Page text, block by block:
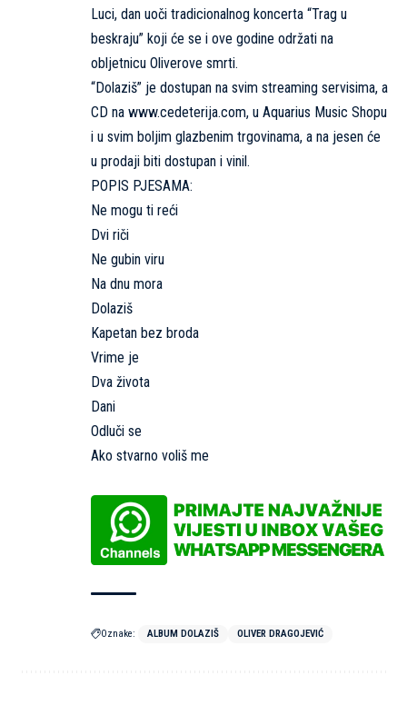
Luci, dan uoči tradicionalnog koncerta “Trag u
beskraju” koji će se i ove godine održati na
obljetnicu Oliverove smrti.
“Dolaziš” je dostupan na svim streaming servisima, a
CD na www.cedeterija.com, u Aquarius Music Shopu
i u svim boljim glazbenim trgovinama, a na jesen će
u prodaji biti dostupan i vinil.
POPIS PJESAMA:
Ne mogu ti reći
Dvi riči
Ne gubin viru
Na dnu mora
Dolaziš
Kapetan bez broda
Vrime je
Dva života
Dani
Odluči se
Ako stvarno voliš me
Oznake: ALBUM DOLAZIŠ OLIVER DRAGOJEVIĆ